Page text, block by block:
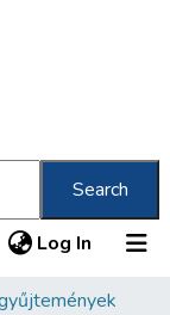
Search
Log In (current)